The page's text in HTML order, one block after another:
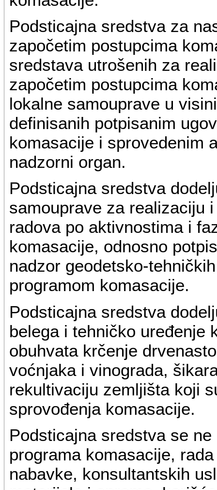
Podsticajna sredstva za
započetim postupcima
sredstava utrošenih za
započetim postupcima
lokalne samouprave u
definisanih potpisanim
komasacije i sprovedenim
nadzorni organ.
Podsticajna sredstva
samouprave za realizaciju
radova po aktivnostima i
komasacije, odnosno
nadzor geodetsko-
programom komasacije.
Podsticajna sredstva
belega i tehničko uređenje
obuhvata krčenje
voćnjaka i vinograda,
rekultivaciju zemljišta koji
sprovođenja komasacije.
Podsticajna sredstva se
programa komasacije,
nabavke, konsultantskih